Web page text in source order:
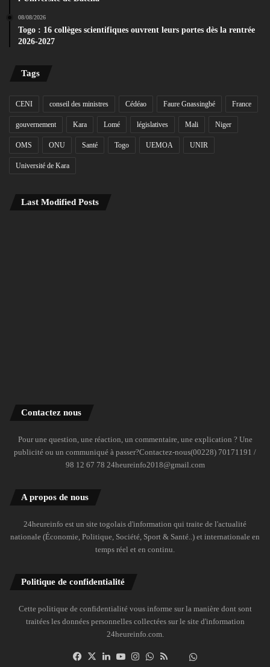
08/08/2026
Togo : 16 collèges scientifiques ouvrent leurs portes dès la rentrée
2026-2027
Tags
CENI conseil des ministres Cédéao Faure Gnassingbé France
gouvernement Kara Lomé législatives Mali Niger
OMS ONU Santé Togo UEMOA UNIR
Université de Kara
Last Modified Posts
Contactez nous
Pour une question, une réaction, un commentaire, une explication ? Une
publicité ou un communiqué à passer?Contactez-nous(00228) 70171191 /
98 12 67 78 24heureinfo2018@gmail.com
A propos de nous
24heureinfo est un site togolais d'information qui traite de l'actualité
nationale (Économie, Politique, Société, Sport & Santé..) et internationale en
temps réel et en continu.
Politique de confidentialité
Cette politique de confidentialité vous informe sur la manière dont sont
traitées les données personnelles collectées sur le site d'information
24heureinfo.com.
Facebook
X LinkedinYouTubeInstagramWhatsAppDailymotion